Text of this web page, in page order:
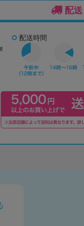
配送
配送時間